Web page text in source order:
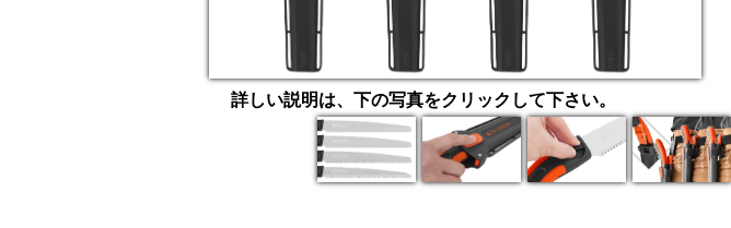
詳しい説明は、下の写真をクリックして下さい。